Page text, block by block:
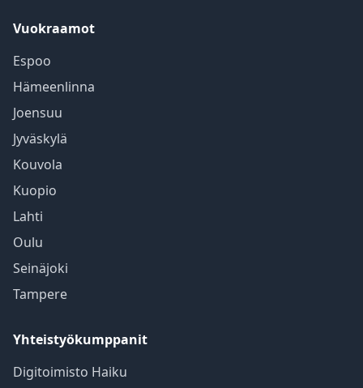
Vuokraamot
Espoo
Hämeenlinna
Joensuu
Jyväskylä
Kouvola
Kuopio
Lahti
Oulu
Seinäjoki
Tampere
Yhteistyökumppanit
Digitoimisto Haiku